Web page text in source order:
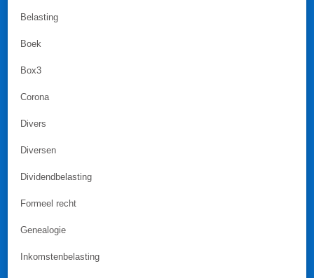
Belasting
Boek
Box3
Corona
Divers
Diversen
Dividendbelasting
Formeel recht
Genealogie
Inkomstenbelasting